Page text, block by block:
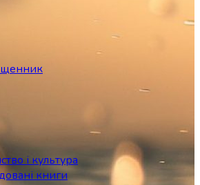
і культура
книги